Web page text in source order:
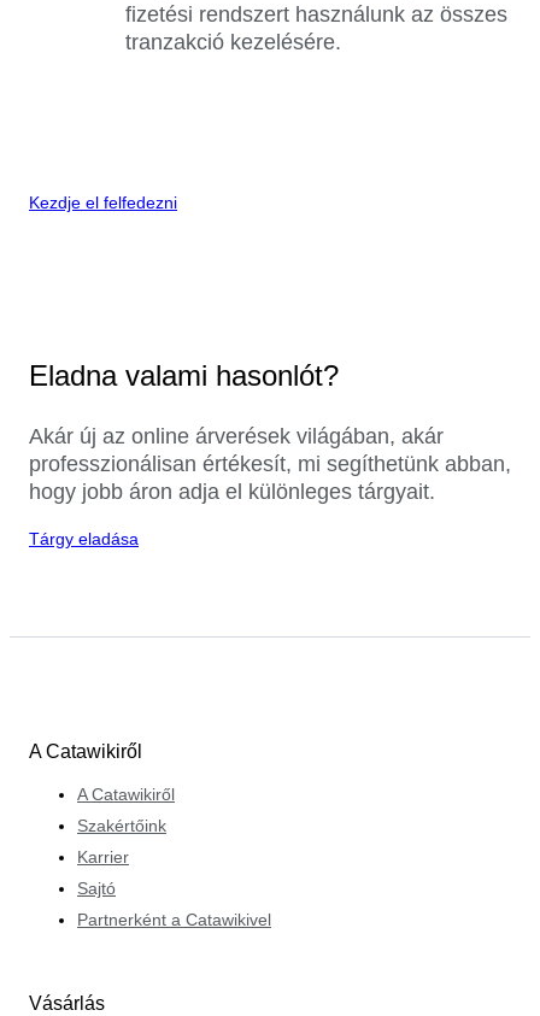
fizetési rendszert használunk az összes
tranzakció kezelésére.
Kezdje el felfedezni
Eladna valami hasonlót?
Akár új az online árverések világában, akár
professzionálisan értékesít, mi segíthetünk abban,
hogy jobb áron adja el különleges tárgyait.
Tárgy eladása
A Catawikiről
A Catawikiről
Szakértőink
Karrier
Sajtó
Partnerként a Catawikivel
Vásárlás